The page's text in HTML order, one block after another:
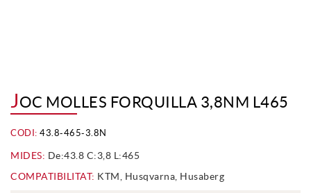
JOC MOLLES FORQUILLA 3,8NM L465
CODI: 43.8-465-3.8N
MIDES: De:43.8 C:3,8 L:465
COMPATIBILITAT: KTM, Husqvarna, Husaberg